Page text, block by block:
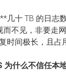
几十 TB 的日志
而不见，非要走
时间极长，且占
为什么不信任本